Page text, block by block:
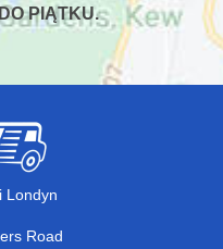
PIĄTKU.
Londyn
Road